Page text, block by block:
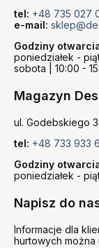
tel: +48 735 027
e-mail:
Godziny
poniedziałek -
sobota | 10:00 -
Magazyn
ul. Godebskiego
tel: +48 733 933
Godziny
poniedziałek -
Napisz do
Informacje dla
hurtowych można